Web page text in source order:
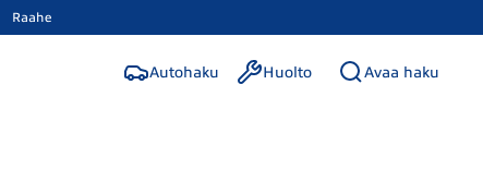
Raahe
Autohaku Huolto Avaa haku